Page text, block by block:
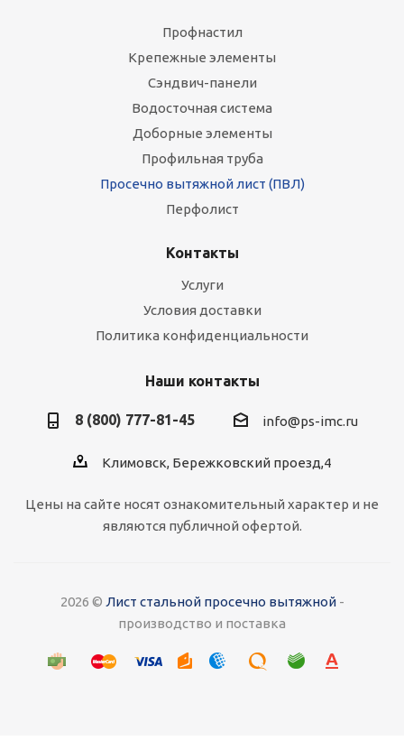
Профнастил
Крепежные элементы
Сэндвич-панели
Водосточная система
Доборные элементы
Профильная труба
Просечно вытяжной лист (ПВЛ)
Перфолист
Контакты
Услуги
Условия доставки
Политика конфиденциальности
Наши контакты
8 (800) 777-81-45 info@ps-imc.ru
Климовск, Бережковский проезд,4
Цены на сайте носят ознакомительный характер и не
являются публичной офертой.
2026 © Лист стальной просечно вытяжной-
производство и поставка